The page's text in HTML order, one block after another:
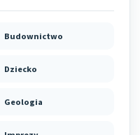
Budownictwo
Dziecko
Geologia